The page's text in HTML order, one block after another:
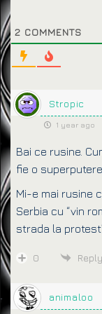
2 COMMENTS
Stropic
1 year ago
Bai ce rusine.
fie o
Mi-e mai rusine
Serbia cu “vin
strada la
0 Reply
animaloo